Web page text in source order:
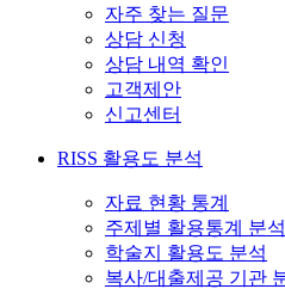
자주 찾는 질문
상담 신청
상담 내역 확인
고객제안
신고센터
RISS 활용도 분석
자료 현황 통계
주제별 활용통계 분석
학술지 활용도 분석
복사/대출제공 기관